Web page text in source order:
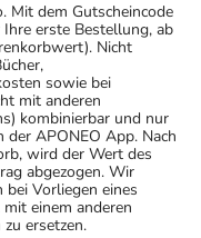
Mit dem Gutscheincode
erste Bestellung, ab
Nicht
sowie bei
mit anderen
kombinierbar und nur
APONEO App. Nach
wird der Wert des
abgezogen. Wir
Vorliegen eines
einem anderen
ersetzen.